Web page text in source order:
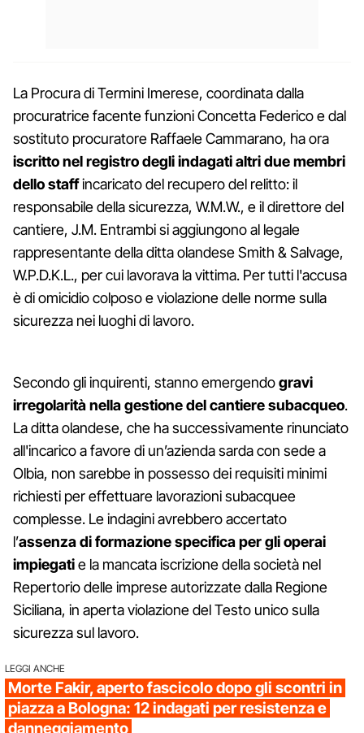
La Procura di Termini Imerese, coordinata dalla
procuratrice facente funzioni Concetta Federico e dal
sostituto procuratore Raffaele Cammarano, ha ora
iscritto nel registro degli indagati altri due membri
dello staffincaricato del recupero del relitto: il
responsabile della sicurezza, W.M.W., e il direttore del
cantiere, J.M. Entrambi si aggiungono al legale
rappresentante della ditta olandese Smith & Salvage,
W.P.D.K.L., per cui lavorava la vittima. Per tutti l'accusa
è di omicidio colposo e violazione delle norme sulla
sicurezza nei luoghi di lavoro.
Secondo gli inquirenti, stanno emergendogravi
irregolarità nella gestione del cantiere subacqueo.
La ditta olandese, che ha successivamente rinunciato
all'incarico a favore di un’azienda sarda con sede a
Olbia, non sarebbe in possesso dei requisiti minimi
richiesti per effettuare lavorazioni subacquee
complesse. Le indagini avrebbero accertato
l’assenza di formazione specifica per gli operai
impiegatie la mancata iscrizione della società nel
Repertorio delle imprese autorizzate dalla Regione
Siciliana, in aperta violazione del Testo unico sulla
sicurezza sul lavoro.
LEGGI ANCHE
Morte Fakir, aperto fascicolo dopo gli scontri in
piazza a Bologna: 12 indagati per resistenza e
danneggiamento